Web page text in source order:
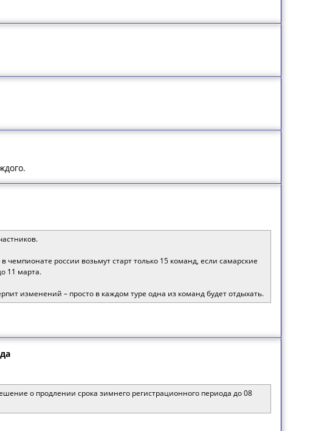
россии возьмут старт только 15 команд, если самарские
11 марта.
изменений – просто в каждом туре одна из команд будет отдыхать.
о продлении срока зимнего регистрационного периода до 08